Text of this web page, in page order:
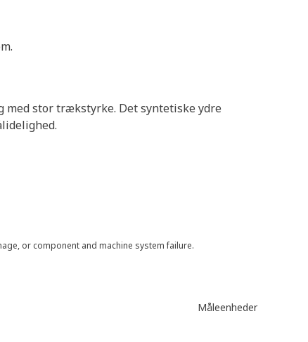
stor trækstyrke. Det syntetiske ydre
or component and machine system failure.
Måleenheder